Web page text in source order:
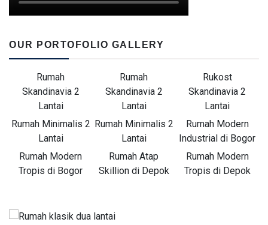
OUR PORTOFOLIO GALLERY
Rumah
Skandinavia 2
Lantai
Rumah
Skandinavia 2
Lantai
Rukost
Skandinavia 2
Lantai
Rumah Minimalis 2
Lantai
Rumah Minimalis 2
Lantai
Rumah Modern
Industrial di Bogor
Rumah Modern
Tropis di Bogor
Rumah Atap
Skillion di Depok
Rumah Modern
Tropis di Depok